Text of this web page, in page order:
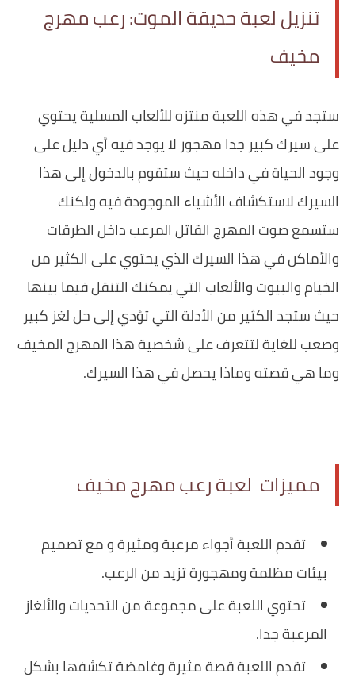
تنزيل لعبة حديقة الموت: رعب مهرج
مخيف
‏ستجد في هذه اللعبة منتزه للألعاب المسلية يحتوي
على سيرك كبير جدا مهجور لا يوجد فيه أي دليل على
وجود الحياة في داخله حيث ستقوم بالدخول إلى هذا
السيرك لاستكشاف الأشياء الموجودة فيه ولكنك
ستسمع صوت المهرج القاتل المرعب داخل الطرقات
والأماكن في هذا السيرك الذي يحتوي على الكثير من
الخيام والبيوت والألعاب التي يمكنك التنقل فيما بينها
حيث ستجد الكثير من الأدلة التي تؤدي إلى حل لغز كبير
وصعب للغاية لتتعرف على شخصية هذا المهرج المخيف
وما هي قصته وماذا يحصل في هذا السيرك.
مميزات لعبة رعب مهرج مخيف
تقدم اللعبة أجواء مرعبة ومثيرة و مع تصميم
بيئات مظلمة ومهجورة تزيد من الرعب.
تحتوي اللعبة على مجموعة من التحديات والألغاز
المرعبة جدا.
تقدم اللعبة قصة مثيرة وغامضة تكشفها بشكل